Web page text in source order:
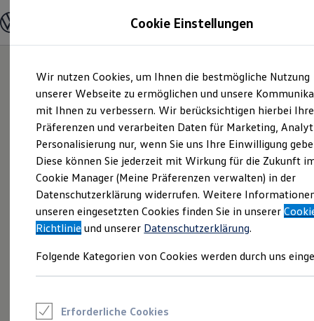
Hauptinhalt
springen
Footer
springen
Modelle und Konfigurator
Modelle vergleichen
Elektroautos
ENERGY Sondermodelle
Nutzfahrzeuge
SUV und CUV
Familienautos
Kombis
Kompaktwagen
Sportwagen
Schnell verfügbare Fahrzeuge
Angebote und Produkte
Aktuelle Angebote
E-Auto-Förderung
Volkswagen Marktplatz
Junge Gebrauchtwagen und Gebrauchtwagen
Saisonangebote
Cookie Einstellungen
Wir nutzen Cookies, um Ihnen die bestmögliche Nutzung
unserer Webseite zu ermöglichen und unsere
mit Ihnen zu verbessern. Wir berücksichtigen hierbei Ihre
Präferenzen und verarbeiten Daten für Marketing,
Personalisierung nur, wenn Sie uns Ihre Einwilligung
Diese können Sie jederzeit mit Wirkung für die Zukunft
Cookie Manager (Meine Präferenzen verwalten) in der
Datenschutzerklärung widerrufen. Weitere
unseren eingesetzten Cookies finden Sie in unserer
Richtlinie und unserer Datenschutzerklärung.
Folgende Kategorien von Cookies werden durch uns
Erforderliche Cookies